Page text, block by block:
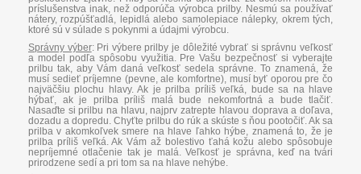
príslušenstva inak, než odporúča výrobca prilby. Nesmú sa používať
nátery, rozpúšťadlá, lepidlá alebo samolepiace nálepky, okrem tých,
ktoré sú v súlade s pokynmi a údajmi výrobcu.
Správny výber:Pri výbere prilby je dôležité vybrať si správnu veľkosť
a model podľa spôsobu využitia. Pre Vašu bezpečnosť si vyberajte
prilbu tak, aby Vám daná veľkosť sedela správne. To znamená, že
musí sedieť príjemne (pevne, ale komfortne), musí byť oporou pre čo
najväčšiu plochu hlavy. Ak je prilba príliš veľká, bude sa na hlave
hýbať, ak je prilba príliš malá bude nekomfortná a bude tlačiť.
Nasaďte si prilbu na hlavu, najprv zatrepte hlavou doprava a doľava,
dozadu a dopredu. Chyťte prilbu do rúk a skúste s ňou pootočiť. Ak sa
prilba v akomkoľvek smere na hlave ľahko hýbe, znamená to, že je
prilba príliš veľká. Ak Vám až bolestivo ťahá kožu alebo spôsobuje
nepríjemné otlačenie tak je malá. Veľkosť je správna, keď na tvári
prirodzene sedí a pri tom sa na hlave nehýbe.